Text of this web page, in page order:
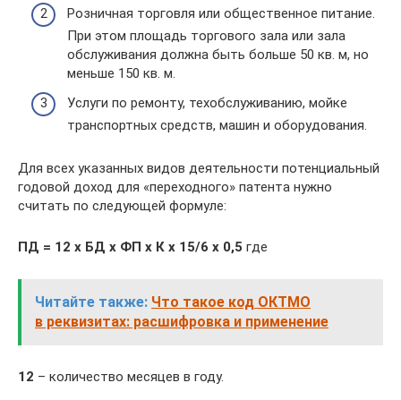
Розничная торговля или общественное питание.
При этом площадь торгового зала или зала
обслуживания должна быть больше 50 кв. м, но
меньше 150 кв. м.
Услуги по ремонту, техобслуживанию, мойке
транспортных средств, машин и оборудования.
Для всех указанных видов деятельности потенциальный
годовой доход для «переходного» патента нужно
считать по следующей формуле:
ПД = 12 х БД х ФП х К х 15/6 х 0,5 где
Читайте также: Что такое код ОКТМО
в реквизитах: расшифровка и применение
12 – количество месяцев в году.